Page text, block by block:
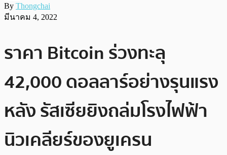
By Thongchai
มีนาคม 4, 2022
ราคา Bitcoin ร่วงทะลุ
42,000 ดอลลาร์อย่างรุนแรง
หลัง รัสเซียยิงถล่มโรงไฟฟ้า
นิวเคลียร์ของยูเครน